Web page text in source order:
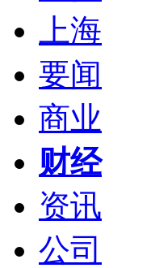
上海
要闻
商业
财经
资讯
公司